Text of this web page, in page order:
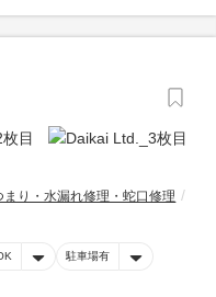
まり・水漏れ修理・蛇口修理
駐車場有